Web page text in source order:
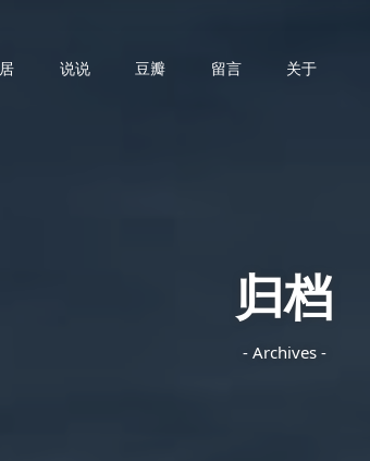
说说 豆瓣 留言 关于
归档
- Archives -